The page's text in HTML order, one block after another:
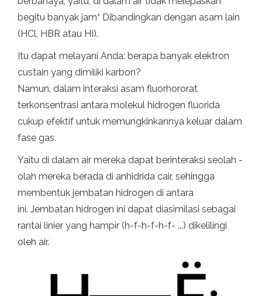
begitu banyak jam+ Dibandingkan dengan asam lain
(HCl, HBR atau HI).
Itu dapat melayani Anda: berapa banyak elektron
custain yang dimiliki karbon?
Namun, dalam interaksi asam fluorhororat
terkonsentrasi antara molekul hidrogen fluorida
cukup efektif untuk memungkinkannya keluar dalam
fase gas.
Yaitu di dalam air mereka dapat berinteraksi seolah -
olah mereka berada di anhidrida cair, sehingga
membentuk jembatan hidrogen di antara
ini. Jembatan hidrogen ini dapat diasimilasi sebagai
rantai linier yang hampir (h-f-h-f-h-f- ...) dikelilingi
oleh air.